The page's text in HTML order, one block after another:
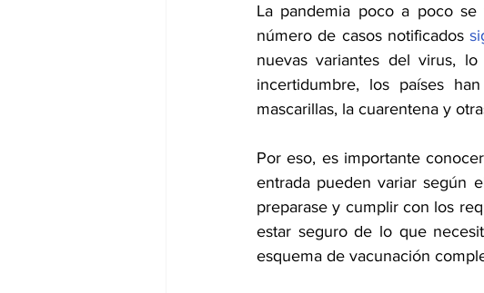
La pandemia poco a poco
número de casos notificados
nuevas variantes del virus,
incertidumbre, los países
mascarillas, la cuarentena y
Por eso, es importante
entrada pueden variar según
preparase y cumplir con los
estar seguro de lo que
esquema de vacunación